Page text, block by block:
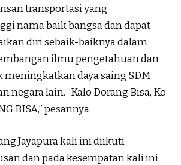
transportasi yang
nama baik bangsa dan dapat
diri sebaik-baiknya dalam
ilmu pengetahuan dan
daya saing SDM
negara lain. “Kalo Dorang Bisa, Ko
BISA,” pesannya.
Jayapura kali ini diikuti
dan pada kesempatan kali ini